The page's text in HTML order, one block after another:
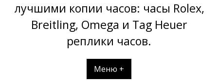
лучшими копии часов: часы Rolex,
Breitling, Omega и Tag Heuer
реплики часов.
Меню +